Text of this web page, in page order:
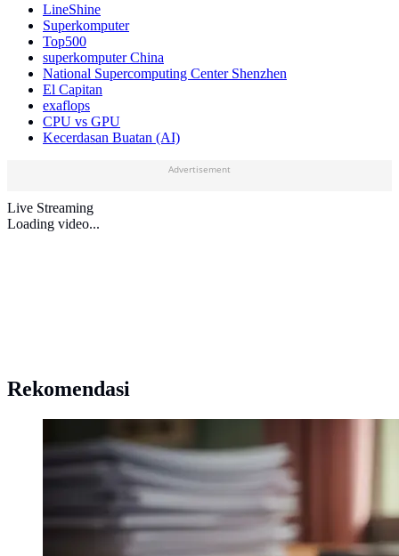
LineShine
Superkomputer
Top500
superkomputer China
National Supercomputing Center Shenzhen
El Capitan
exaflops
CPU vs GPU
Kecerdasan Buatan (AI)
Advertisement
Live Streaming
Loading video...
Rekomendasi